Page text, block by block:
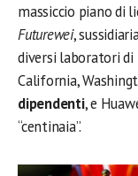
massiccio piano di
Futurewei,
diversi laboratori di
California,
dipendenti, e
“centinaia”.